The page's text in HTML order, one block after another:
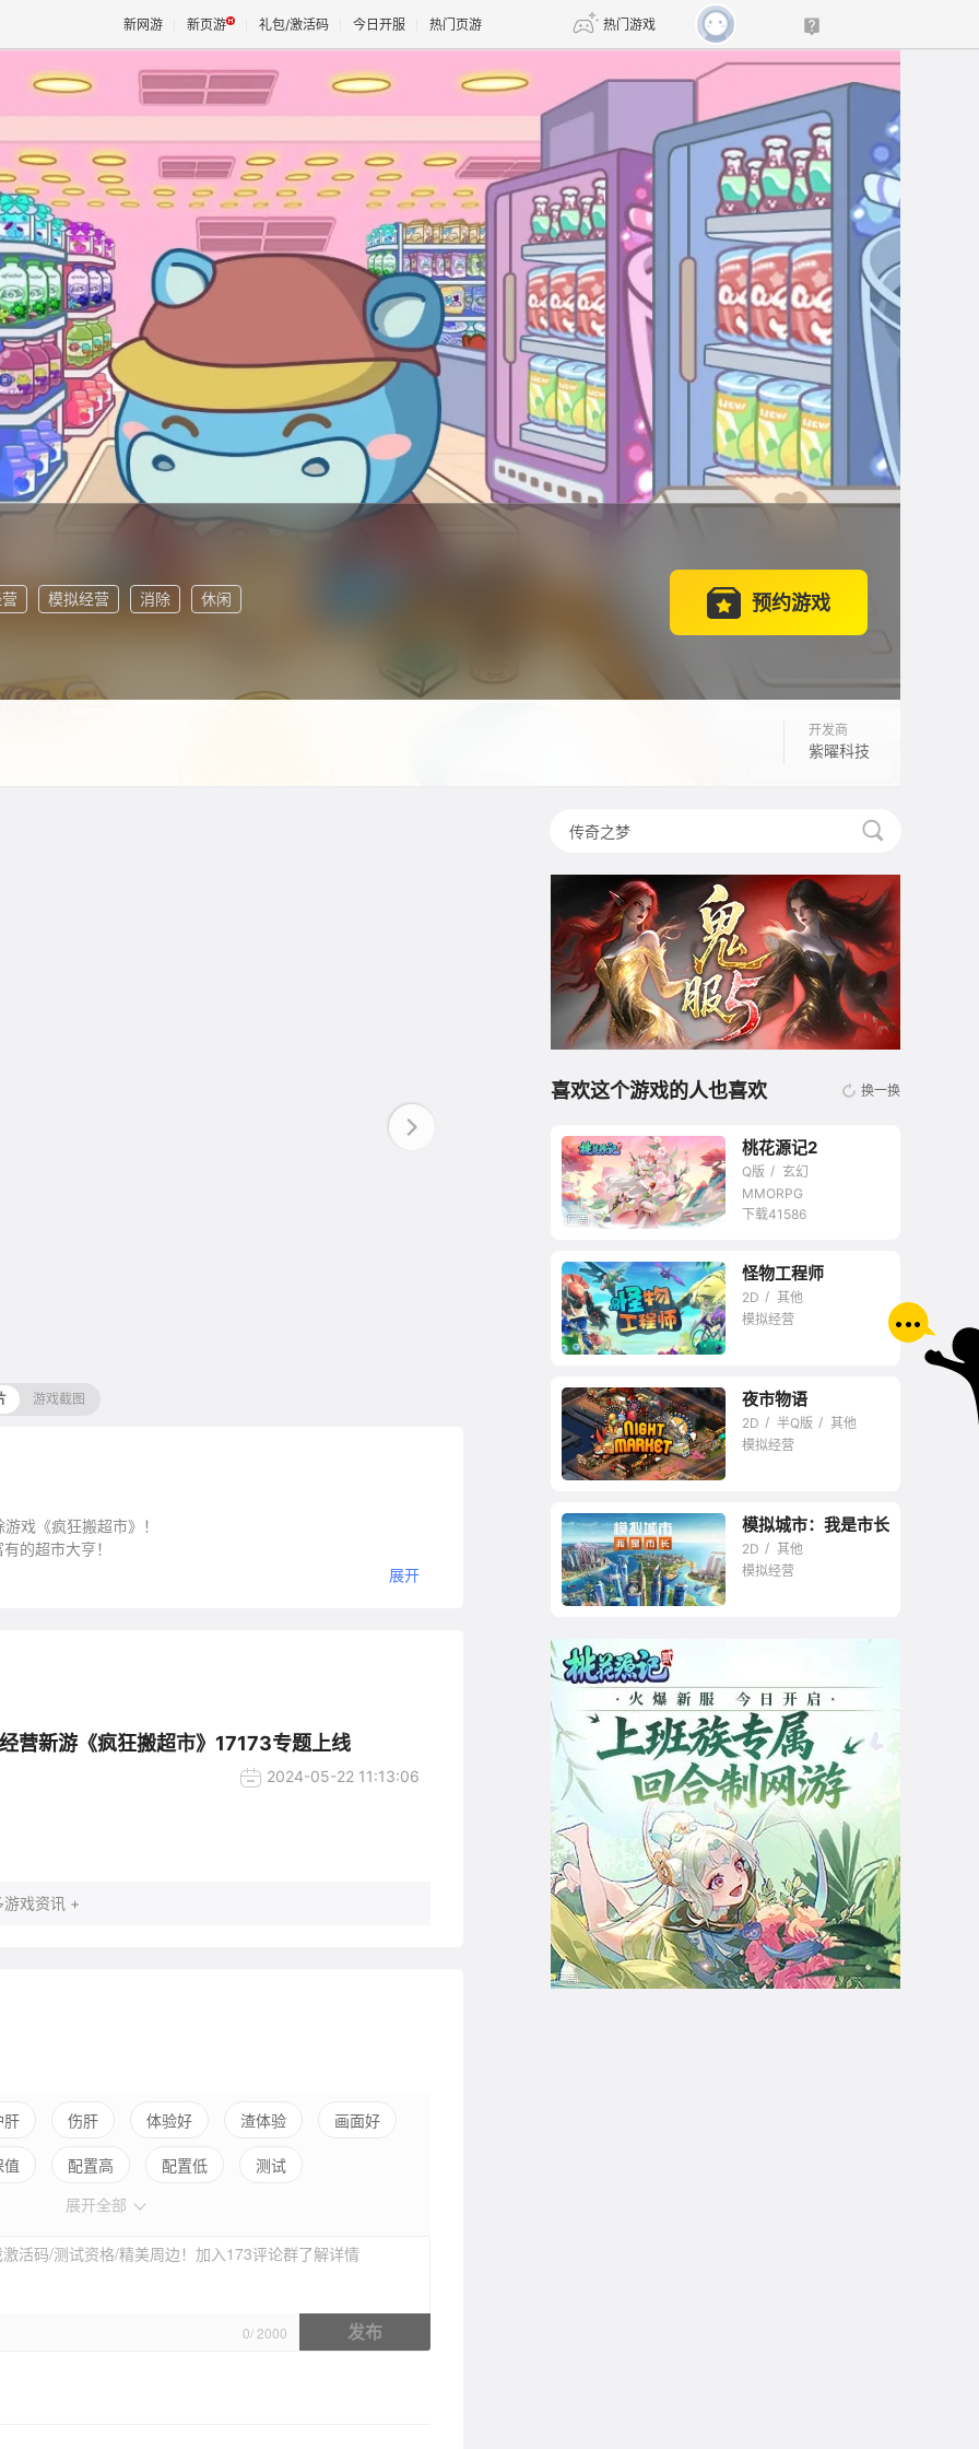
新网游 新页游 礼包/激活码 今日开服 热门页游 热门游戏
DNF
天堂 剑网3旗舰版 新天龙八部
王权与自由 诛仙世界 新仙侠5
模拟经营 消除 休闲 预约游戏
开发商
紫曜科技
游戏截图
戏《疯狂搬超市》！
的超市大亨！
展开
营新游《疯狂搬超市》17173专题上线
2024-05-22 11:13:06
游戏资讯 +
肝 伤肝 体验好 渣体验 画面好
配置高 配置低
测试
展开全部
活码/测试资格/精美周边！加入173评论群了解详情
0/ 2000 发布
喜欢这个游戏的人也喜欢 换一换
无商城开放交易回合
网游
桃花源记2
Q版
玄幻
MMORPG
下载41586
怪物工程师
2D
其他
模拟经营
夜市物语
2D 半Q版
其他
模拟经营
模拟城市：我是市长
2D
其他
模拟经营